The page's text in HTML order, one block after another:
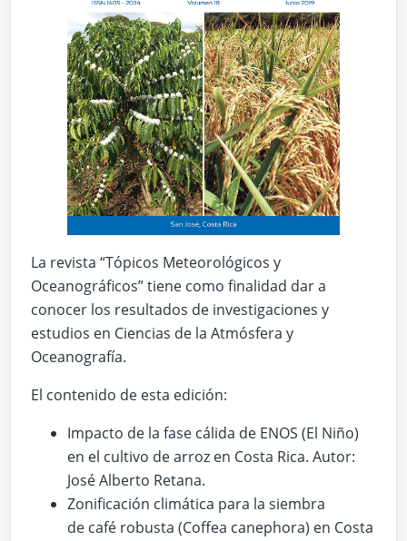
La revista “Tópicos Meteorológicos y
Oceanográficos” tiene como finalidad dar a
conocer los resultados de investigaciones y
estudios en Ciencias de la Atmósfera y
Oceanografía.
El contenido de esta edición:
Impacto de la fase cálida de ENOS (El Niño)
en el cultivo de arroz en Costa Rica. Autor:
José Alberto Retana.
Zonificación climática para la siembra
de café robusta (Coffea canephora) en Costa